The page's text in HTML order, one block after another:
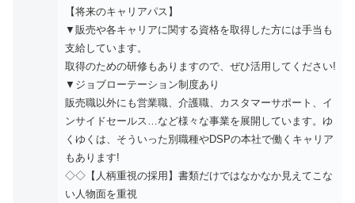
【将来のキャリアパス】
▼販売や各キャリアに関する資格を取得した方には手当も
支給しています。
取得のための研修もありますので、ぜひ活用してください!
▼ジョブローテーション制度あり
販売職以外にも営業職、介護職、カスタマーサポート、イ
ンサイドセールス…など様々な事業を展開しています。ゆ
くゆくは、そういった別職種やDSPの本社で働くキャリア
もあります!
◇◇【⼈柄重視の採⽤】書類だけではなかなか⾒えてこな
い⼈物⾯を重視